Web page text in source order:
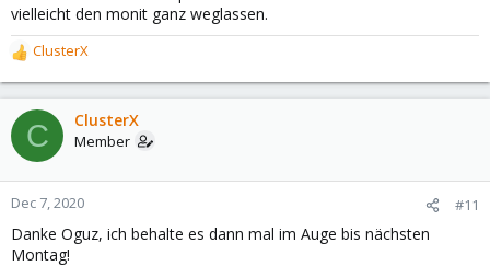
vielleicht den monit ganz weglassen.
R
e
a
c
t
o
n
:
ClusterX
C ClusterX
Member
Dec 7, 2020 #11
Danke Oguz, ich behalte es dann mal im Auge bis nächsten
Montag!